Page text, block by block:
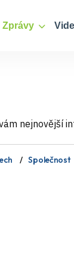
Zprávy
nejnovější
Společnost